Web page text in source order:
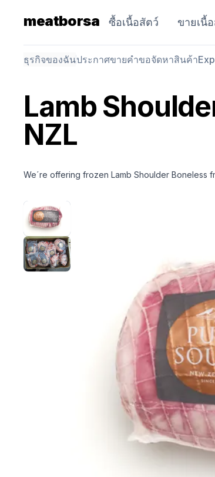
meatborsa ซื้อเนื้อสัตว์ ขายเนื้
ธุรกิจของฉันประกาศขายคำขอจัดหาสินค้า
Lamb
NZL
We´re offering frozen Lamb Shoulder Boneless